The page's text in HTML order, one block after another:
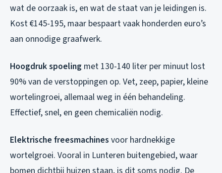
wat de oorzaak is, en wat de staat van je leidingen is.
Kost €145-195, maar bespaart vaak honderden euro’s
aan onnodige graafwerk.
Hoogdruk spoeling met 130-140 liter per minuut lost
90% van de verstoppingen op. Vet, zeep, papier, kleine
wortelingroei, allemaal weg in één behandeling.
Effectief, snel, en geen chemicaliën nodig.
Elektrische freesmachines voor hardnekkige
wortelgroei. Vooral in Lunteren buitengebied, waar